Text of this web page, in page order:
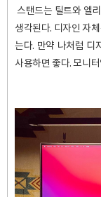
스탠드는 틸트와 엘
생각된다. 디자인 자
는다. 만약 나처럼 디
사용하면 좋다. 모니